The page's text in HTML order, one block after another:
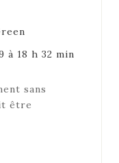
à 18 h 32 min
sans
être